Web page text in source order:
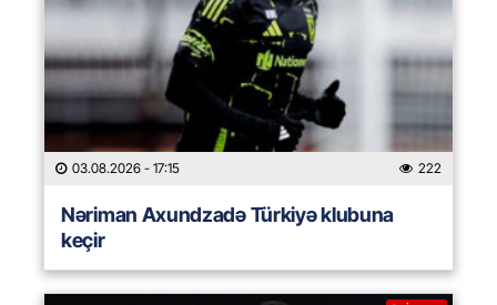
03.08.2026 - 17:15 222
Nəriman Axundzadə Türkiyə klubuna
keçir